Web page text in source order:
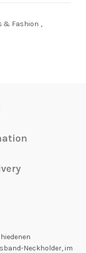
& Fashion ,
Neckholder, im